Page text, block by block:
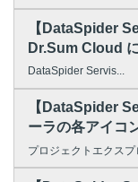
【DataSpider
Dr.Sum Cloud
DataSpider Servis...
【DataSpider
ーラの各アイコ
プロジェクトエクス